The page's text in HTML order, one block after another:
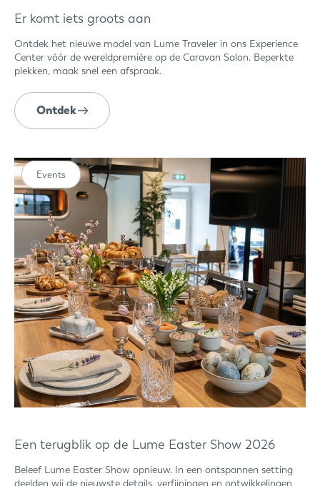
Er komt iets groots aan
Ontdek het nieuwe model van Lume Traveler in ons Experience
Center vóór de wereldpremière op de Caravan Salon. Beperkte
plekken, maak snel een afspraak.
Ontdek
Een terugblik op de Lume Easter Show 2026
Beleef Lume Easter Show opnieuw. In een ontspannen setting
deelden wij de nieuwste details, verfijningen en ontwikkelingen
Events